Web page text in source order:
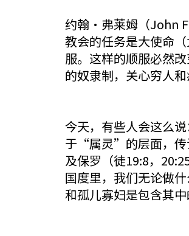
约翰·弗莱姆（John
教会的任务是大使命
服。这样的顺服必然
的奴隶制，关心穷人
今天，有些人会这么
于“属灵”的层面，传
及保罗（徒19:8，
国度里，我们无论做
和孤儿寡妇是包含其中